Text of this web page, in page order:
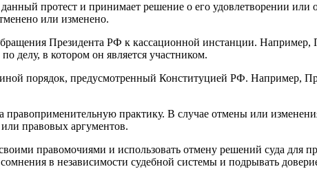
протест и принимает решение о его удовлетворении или
или изменено.
Президента РФ к кассационной инстанции. Например,
делу, в котором он является участником.
порядок, предусмотренный Конституцией РФ. Например,
практику. В случае отмены или
или правовых аргументов.
правомочиями и использовать отмену решений суда для
в независимости судебной системы и подрывать